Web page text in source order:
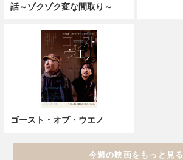
話～ゾクゾク変な間取り～
ゴースト・オブ・ウエノ
今週の映画をもっと見る